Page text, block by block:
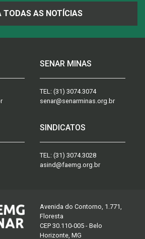
TODAS AS NOTÍCIAS
SENAR MINAS
TEL: (31) 3074.3074
senar@senarminas.org.br
SINDICATOS
TEL: (31) 3074.3028
asind@faemg.org.br
Avenida do Contorno, 1.771,
Floresta
CEP 30.110-005 - Belo
Horizonte, MG